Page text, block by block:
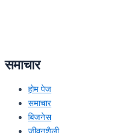
समाचार
होम पेज
समाचार
बिजनेस